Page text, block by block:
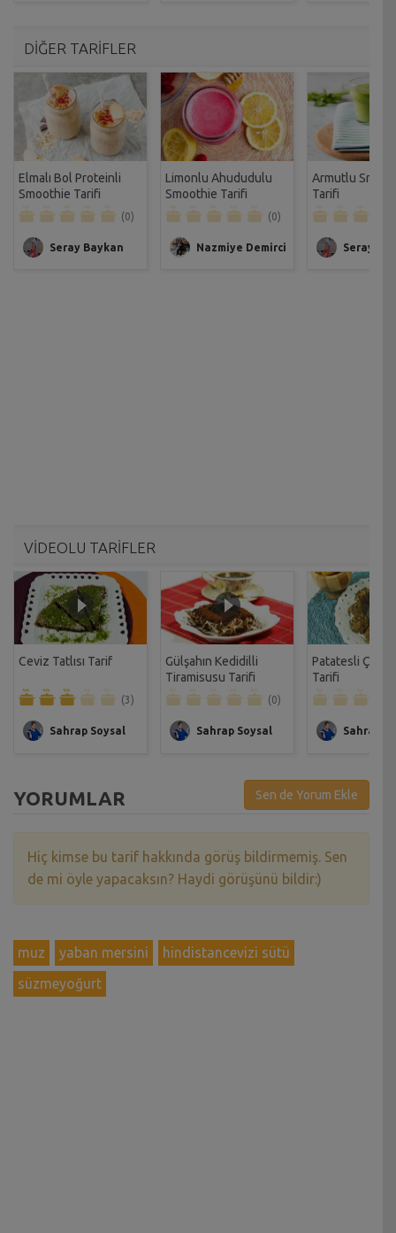
DİĞER TARİFLER
Elmalı Bol Proteinli
Smoothie Tarifi
(0)
Seray Baykan
Limonlu Ahududulu
Smoothie Tarifi
(0)
Nazmiye Demirci
Armutlu
Tarifi
Seray
VİDEOLU TARİFLER
Ceviz Tatlısı Tarif
(3)
Sahrap Soysal
Gülşahın Kedidilli
Tiramisusu Tarifi
(0)
Sahrap Soysal
Patatesli Çıtır
Tarifi
Sahrap
YORUMLAR Sen de Yorum Ekle
Hiç kimse bu tarif hakkında görüş bildirmemiş. Sen
de mi öyle yapacaksın? Haydi görüşünü bildir:)
muz yaban mersini
hindistancevizi sütü
süzmeyoğurt